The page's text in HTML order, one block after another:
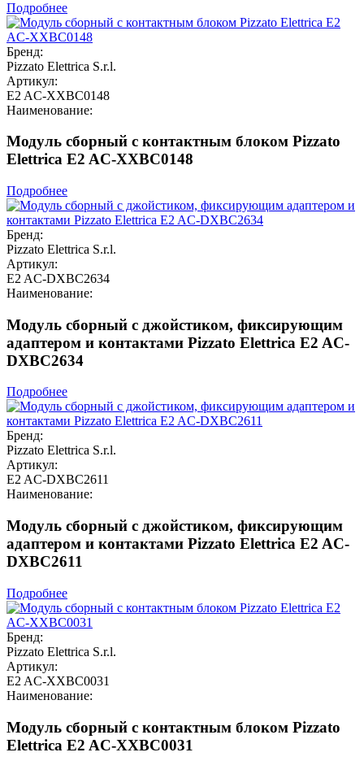
Подробнее
Бренд:
Pizzato Elettrica S.r.l.
Артикул:
E2 AC-XXBC0148
Наименование:
Модуль сборный с контактным блоком Pizzato
Elettrica E2 AC-XXBC0148
Подробнее
Бренд:
Pizzato Elettrica S.r.l.
Артикул:
E2 AC-DXBC2634
Наименование:
Модуль сборный с джойстиком, фиксирующим
адаптером и контактами Pizzato Elettrica E2 AC-
DXBC2634
Подробнее
Бренд:
Pizzato Elettrica S.r.l.
Артикул:
E2 AC-DXBC2611
Наименование:
Модуль сборный с джойстиком, фиксирующим
адаптером и контактами Pizzato Elettrica E2 AC-
DXBC2611
Подробнее
Бренд:
Pizzato Elettrica S.r.l.
Артикул:
E2 AC-XXBC0031
Наименование:
Модуль сборный с контактным блоком Pizzato
Elettrica E2 AC-XXBC0031